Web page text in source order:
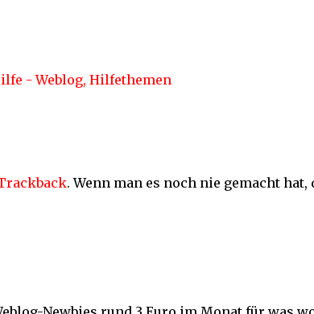
- Weblog, Hilfethemen
. Wenn man es noch nie gemacht